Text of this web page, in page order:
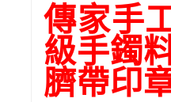
傳家手
級手鐲
臍帶印